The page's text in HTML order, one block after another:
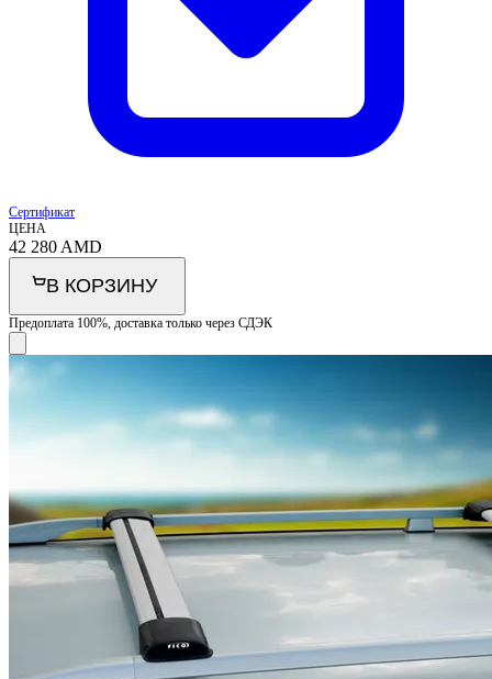
Сертификат
ЦЕНА
42 280 AMD
В КОРЗИНУ
Предоплата 100%, доставка только через СДЭК